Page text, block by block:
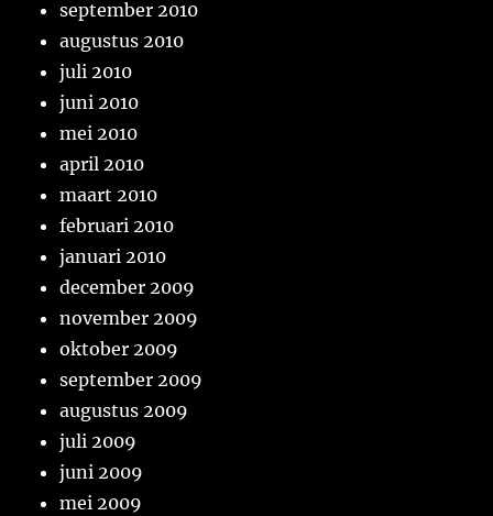
september 2010
augustus 2010
juli 2010
juni 2010
mei 2010
april 2010
maart 2010
februari 2010
januari 2010
december 2009
november 2009
oktober 2009
september 2009
augustus 2009
juli 2009
juni 2009
mei 2009